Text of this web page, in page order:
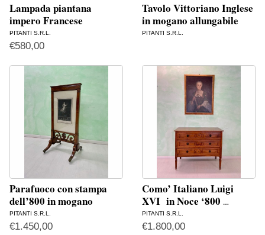
Lampada piantana
impero Francese
PITANTI S.R.L.
€580,00
Tavolo Vittoriano Inglese
in mogano allungabile
PITANTI S.R.L.
Parafuoco con stampa
dell’800 in mogano
PITANTI S.R.L.
€1.450,00
Como’ Italiano Luigi
XVI in Noce ‘800 …
PITANTI S.R.L.
€1.800,00